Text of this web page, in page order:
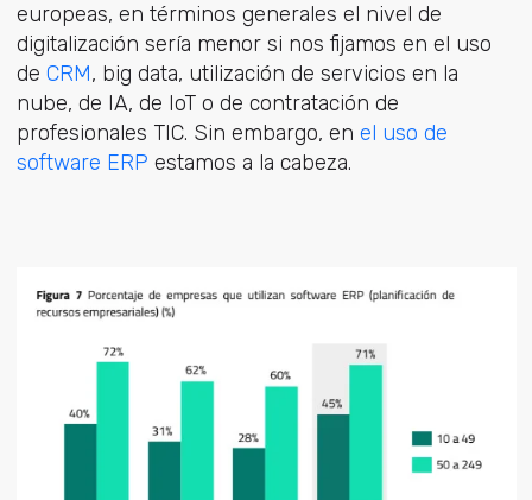
europeas, en términos generales el nivel de
digitalización sería menor si nos fijamos en el uso
de CRM, big data, utilización de servicios en la
nube, de IA, de IoT o de contratación de
profesionales TIC. Sin embargo, en el uso de
software ERP estamos a la cabeza.